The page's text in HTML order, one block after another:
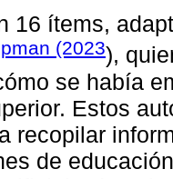
16 ítems,
(2023),
se había
Estos
recopilar
de